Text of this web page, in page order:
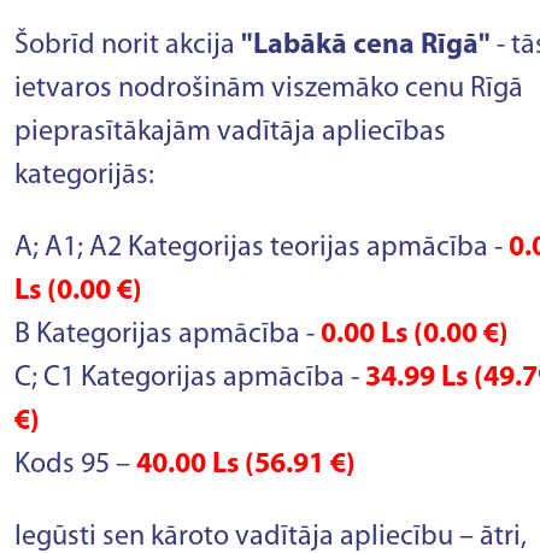
Šobrīd norit akcija "Labākā cena Rīgā" -
ietvaros nodrošinām viszemāko cenu Rīgā
pieprasītākajām vadītāja apliecības
kategorijās:
A; A1; A2 Kategorijas teorijas apmācība -
Ls (0.00 €)
B Kategorijas apmācība - 0.00 Ls (0.00 €)
C; C1 Kategorijas apmācība - 34.99 Ls
€)
Kods 95 – 40.00 Ls (56.91 €)
Iegūsti sen kāroto vadītāja apliecību – ātri,